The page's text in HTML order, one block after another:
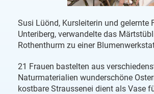
Susi Lüönd, Kursleiterin und gelernte
Unteriberg, verwandelte das
Rothenthurm zu einer
21 Frauen bastelten aus
Naturmaterialien wunderschöne
kostbare Straussenei dient als Vase